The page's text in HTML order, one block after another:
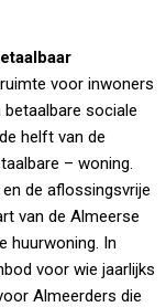
voor inwoners
sociale
helft van de
– woning.
de aflossingsvrije
van de Almeerse
huurwoning. In
voor wie jaarlijks
Almeerders die